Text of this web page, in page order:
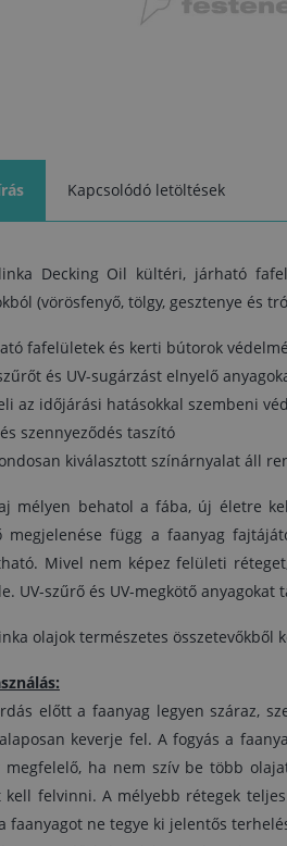
Kapcsolódó letöltések
Decking Oil kültéri, járható
(vörösfenyő, tölgy, gesztenye és
fafelületek és kerti bútorok
és UV-sugárzást elnyelő
az időjárási hatásokkal szembeni
szennyeződés taszító
kiválasztott színárnyalat áll
mélyen behatol a fába, új életre
megjelenése függ a faanyag
Mivel nem képez felületi
UV-szűrő és UV-megkötő
olajok természetes összetevőkből
előtt a faanyag legyen száraz,
keverje fel. A fogyás a
megfelelő, ha nem szív be több
kell felvinni. A mélyebb rétegek
faanyagot ne tegye ki jelentős